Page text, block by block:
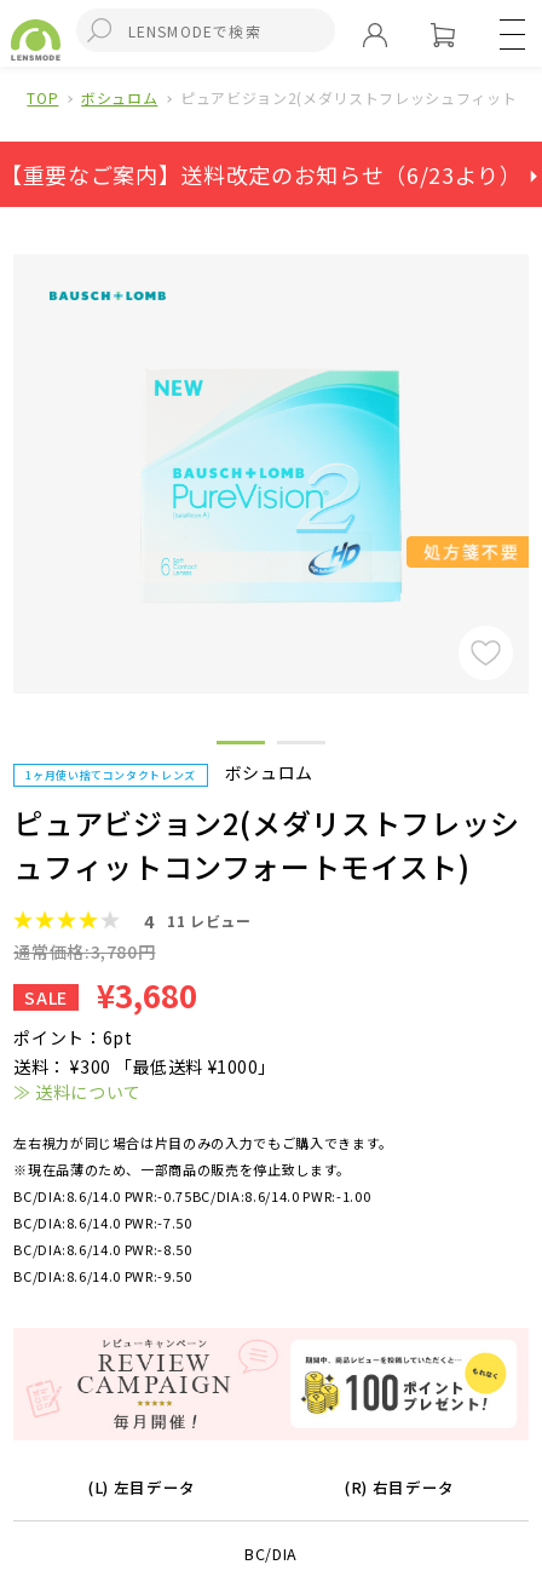
TOP ボシュロム ピュアビジョン2(メダリストフレッシュフィットコ
【重要なご案内】送料改定のお知らせ（6/23より） ⏵
1ヶ月使い捨てコンタクトレンズ ボシュロム
ピュアビジョン2(メダリストフレッシ
ュフィットコンフォートモイスト)
4 11 レビュー
通常価格:3,780円
SALE
¥3,680
ポイント：6pt
送料： ¥300 「最低送料 ¥1000」
≫ 送料について
左右視力が同じ場合は片目のみの入力でもご購入できます。
※現在品薄のため、一部商品の販売を停止致します。
BC/DIA:8.6/14.0 PWR:-0.75BC/DIA:8.6/14.0 PWR:-1.00
BC/DIA:8.6/14.0 PWR:-7.50
BC/DIA:8.6/14.0 PWR:-8.50
BC/DIA:8.6/14.0 PWR:-9.50
(L) 左目データ (R) 右目データ
BC/DIA